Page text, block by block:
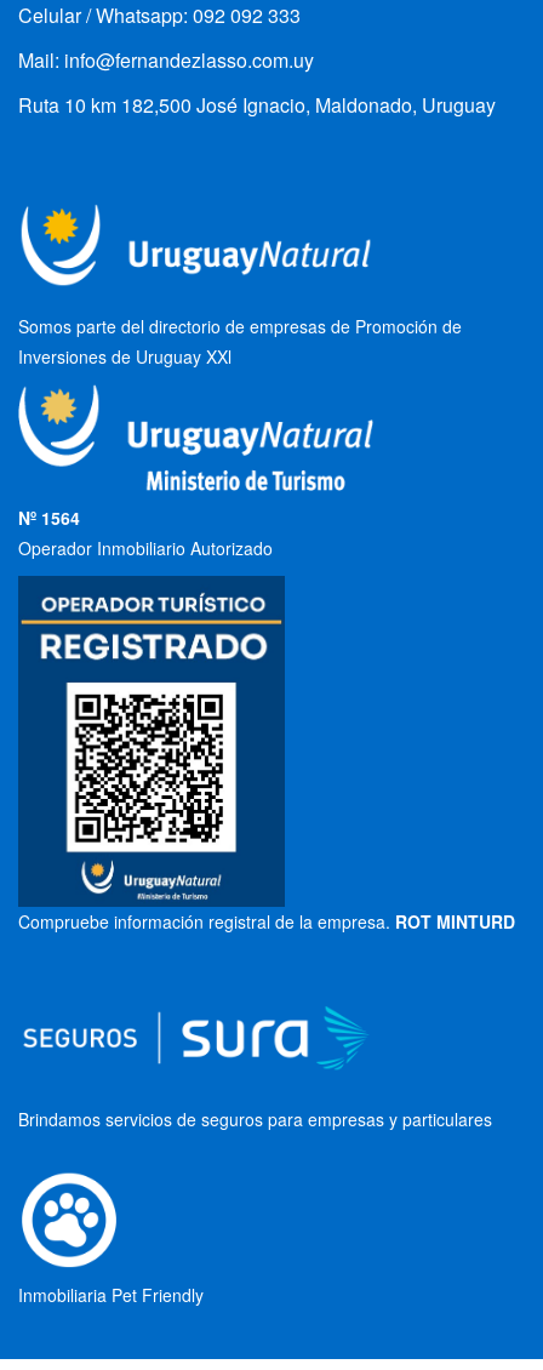
Celular / Whatsapp: 092 092 333
Mail: info@fernandezlasso.com.uy
Ruta 10 km 182,500 José Ignacio, Maldonado, Uruguay
Somos parte del directorio de empresas de Promoción de
Inversiones de Uruguay XXl
Nº 1564
Operador Inmobiliario Autorizado
Compruebe información registral de la empresa. ROT MINTURD
Brindamos servicios de seguros para empresas y particulares
Inmobiliaria Pet Friendly